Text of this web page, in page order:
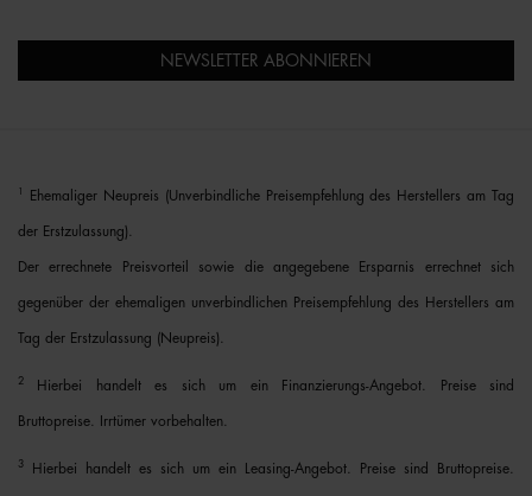
NEWSLETTER ABONNIEREN
Ehemaliger Neupreis (Unverbindliche Preisempfehlung des Herstellers am Tag
der Erstzulassung).
Der errechnete Preisvorteil sowie die angegebene Ersparnis errechnet sich
gegenüber der ehemaligen unverbindlichen Preisempfehlung des Herstellers am
Tag der Erstzulassung (Neupreis).
2 Hierbei handelt es sich um ein Finanzierungs-Angebot. Preise sind
Bruttopreise. Irrtümer vorbehalten.
3 Hierbei handelt es sich um ein Leasing-Angebot. Preise sind Bruttopreise.